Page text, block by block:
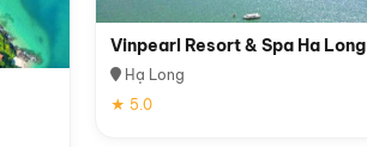
Vinpearl Resort & Spa Ha Long
Hạ Long
★ 5.0